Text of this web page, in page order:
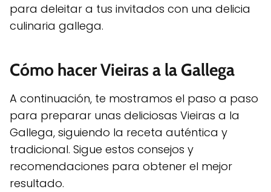
para deleitar a tus invitados con una delicia
culinaria gallega.
Cómo hacer Vieiras a la Gallega
A continuación, te mostramos el paso a paso
para preparar unas deliciosas Vieiras a la
Gallega, siguiendo la receta auténtica y
tradicional. Sigue estos consejos y
recomendaciones para obtener el mejor
resultado.